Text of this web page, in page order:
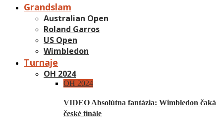
Grandslam
Australian Open
Roland Garros
US Open
Wimbledon
Turnaje
OH 2024
OH 2024
VIDEO Absolútna fantázia: Wimbledon čaká
české finále